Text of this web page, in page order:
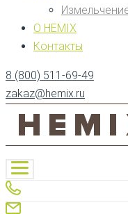
О HEMIX
Контакты
8 (800) 511-69-49
zakaz@hemix.ru